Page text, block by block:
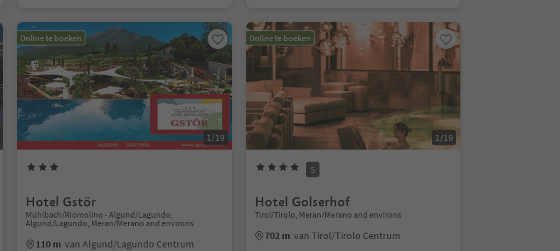
Online te boeken
1/19
Hotel Gstör
Mühlbach/Riomolino - Algund/Lagundo,
Algund/Lagundo, Meran/Merano and environs
110 m van Algund/Lagundo Centrum
Online te boeken
1/19
S
Hotel Golserhof
Tirol/Tirolo, Meran/Merano and environs
702 m van Tirol/Tirolo Centrum